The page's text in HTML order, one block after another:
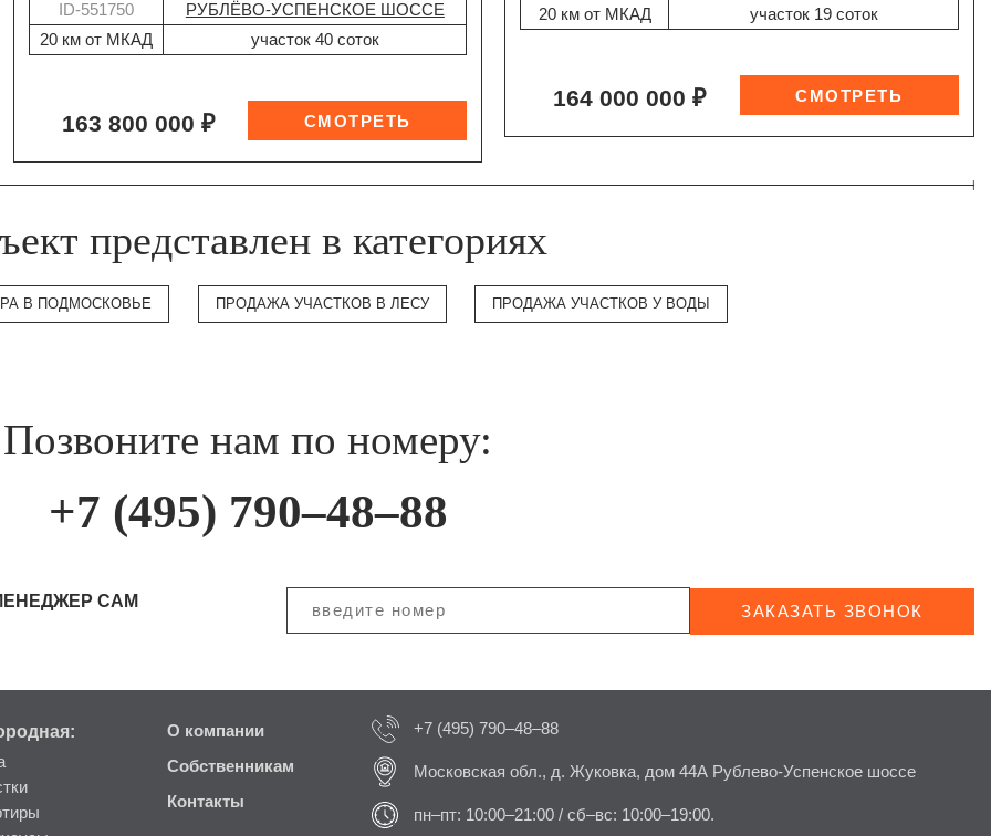
ID-551750
РУБЛЁВО-УСПЕНСКОЕ ШОССЕ
20 км от МКАД
участок 40 соток
163 800 000 ₽
20 км от МКАД
участок 19 соток
164 000 000 ₽
представлен в категориях
В ПОДМОСКОВЬЕ ПРОДАЖА УЧАСТКОВ В ЛЕСУ ПРОДАЖА УЧАСТКОВ У ВОДЫ
Позвоните нам по номеру:
+7 (495) 790–48–88
САМ
ЗАКАЗАТЬ ЗВОНОК
О компании
Собственникам
Контакты
+7 (495) 790–48–88
Московская обл., д. Жуковка, дом 44А Рублево-Успенское шоссе
пн–пт: 10:00–21:00 / сб–вс: 10:00–19:00.